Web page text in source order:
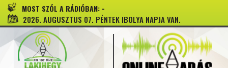
MOST SZÓL A RÁDIÓBAN: -
2026. AUGUSZTUS 07. PÉNTEK IBOLYA NAPJA VAN.